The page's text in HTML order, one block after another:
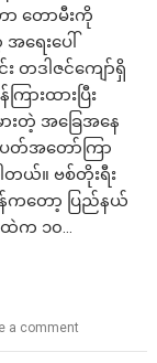
ာ တောမီးကို
ရေးပေါ်
တဒါဇင်ကျော်ရှိ
ားထားပြီး
းတဲ့ အခြေအနေ
တ်အတော်ကြာ
ယ်။ ဗစ်တိုးရီး
ကတော့ ပြည်နယ်
ထဲက ၁၀…
a comment